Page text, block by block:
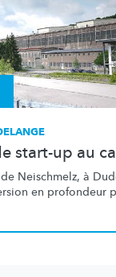
start-up au
Neischmelz, à
en profondeur